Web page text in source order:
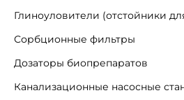
Глиноуловители (отстойники
Сорбционные фильтры
Дозаторы биопрепаратов
Канализационные насосные